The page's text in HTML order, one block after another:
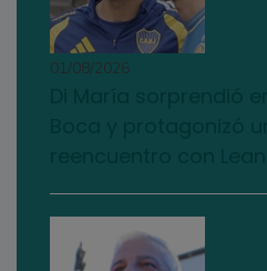
01/08/2026